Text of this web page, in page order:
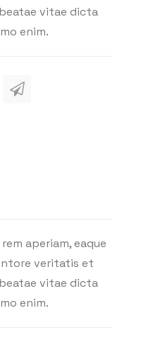
vitae dicta
enim.
aperiam, eaque
veritatis et
vitae dicta
enim.